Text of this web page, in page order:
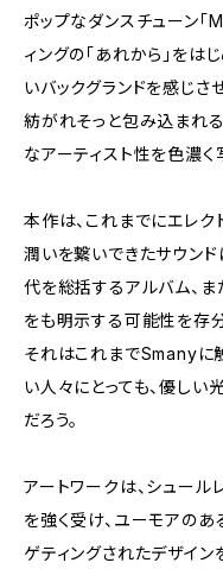
ポップなダンスチューン「
ィングの「あれから」を
いバックグランドを感じさ
紡がれそっと包み込まれ
なアーティスト性を色濃く
本作は、これまでにエレク
潤いを繋いできたサウン
代を総括するアルバム、
をも明示する可能性を存
それはこれまでSmanyに
い人々にとっても、優し
だろう。
アートワークは、シュール
を強く受け、ユーモアのあ
ゲティングされたデザイ